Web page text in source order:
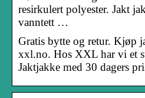
resirkulert polyester. Jakt
vanntett …
Gratis bytte og retur. Kjøp
xxl.no. Hos XXL har vi et
Jaktjakke med 30 dagers